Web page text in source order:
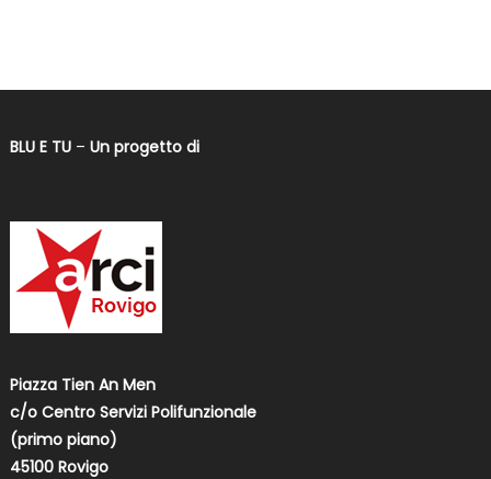
BLU E TU– Un progetto di
Piazza Tien An Men
c/o Centro Servizi Polifunzionale
(primo piano)
45100 Rovigo